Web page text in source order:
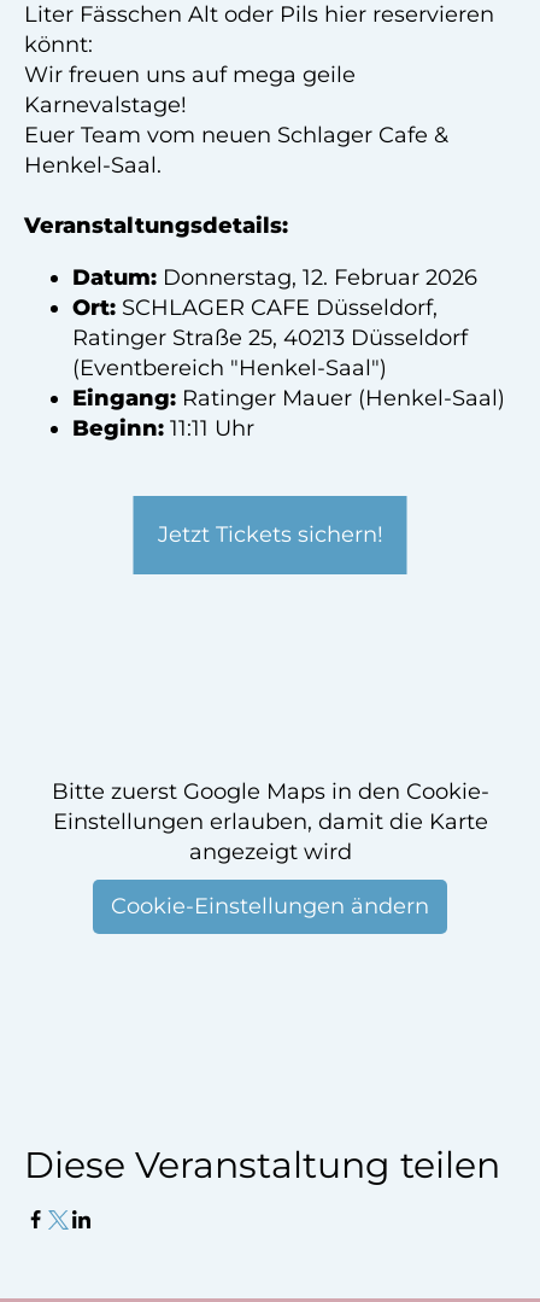
Liter Fässchen Alt oder Pils hier reservieren
könnt:
Wir freuen uns auf mega geile
Karnevalstage!
Euer Team vom neuen Schlager Cafe &
Henkel-Saal.
Veranstaltungsdetails:
Datum: Donnerstag, 12. Februar 2026
Ort: SCHLAGER CAFE Düsseldorf,
Ratinger Straße 25, 40213 Düsseldorf
(Eventbereich "Henkel-Saal")
Eingang: Ratinger Mauer (Henkel-Saal)
Beginn: 11:11 Uhr
Jetzt Tickets sichern!
Bitte zuerst Google Maps in den Cookie-
Einstellungen erlauben, damit die Karte
angezeigt wird
Cookie-Einstellungen ändern
Diese Veranstaltung teilen